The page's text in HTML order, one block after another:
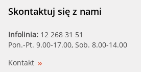
MERCE (A 005 542 21 20)
MERCE (A 005 542 39 20)
Skontaktuj się z nami
Infolinia: 12 268 31 51
Pon.-Pt. 9.00-17.00, Sob. 8.00-14.00
Kontakt